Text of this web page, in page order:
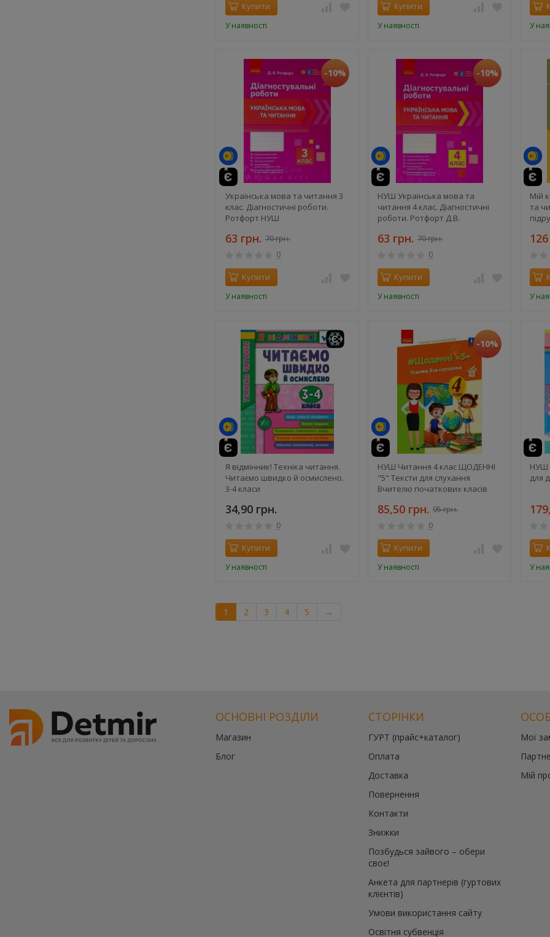
Купити
У наявності
Купити
У наявності У
-10%
Українська мова та читання 3
клас. Діагностичні роботи.
Ротфорт НУШ
63 грн. 70 грн.
0
Купити
У наявності
-10%
НУШ Українська мова та
читання 4 клас. Діагностичні
роботи. Ротфорт Д.В.
63 грн. 70 грн.
0
Купити
У наявності
Мій
та
У
Я відмінник! Техніка читання.
Читаємо швидко й осмислено.
3-4 класи
34,90 грн.
0
Купити
У наявності
-10%
НУШ Читання 4 клас ЩОДЕННІ
"5" Тексти для слухання
Вчителю початкових класів
85,50 грн. 95 грн.
0
Купити
У наявності
НУШ
для
У
1 2 3 4 5 →
ОСНОВНІ РОЗДІЛИ
Магазин
Блог
СТОРІНКИ
ГУРТ (прайс+каталог)
Оплата
Доставка
Повернення
Контакти
Знижки
Позбудься зайвого – обери
своє!
Анкета для партнерів (гуртових
клієнтів)
Умови використання сайту
Освітня субвенція
Мої
Мій